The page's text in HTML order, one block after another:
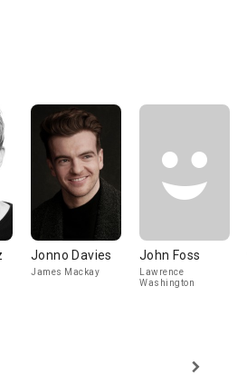
Jonno Davies
James Mackay
John Foss
Lawrence
Washington